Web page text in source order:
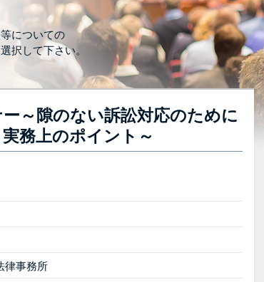
についての
択して下さい。
～隙のない訴訟対応のために
務上のポイント～
律事務所